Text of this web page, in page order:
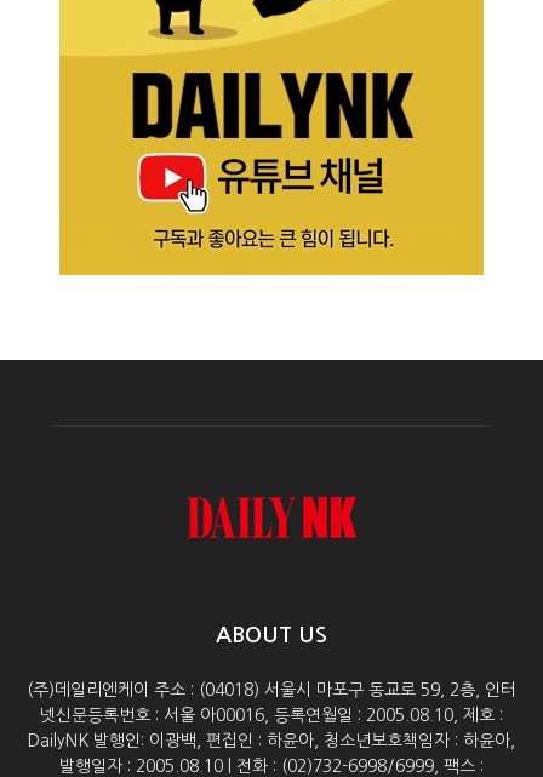
ABOUT US
(주)데일리엔케이 주소 : (04018) 서울시 마포구 동교로 59, 2층, 인터
넷신문등록번호 : 서울 아00016, 등록연월일 : 2005.08.10, 제호 :
DailyNK 발행인: 이광백, 편집인 : 하윤아, 청소년보호책임자 : 하윤아,
발행일자 : 2005.08.10 | 전화 : (02)732-6998/6999, 팩스 :